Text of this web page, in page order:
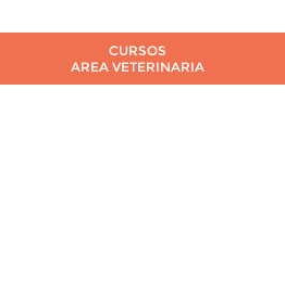
CURSOS
AREA VETERINARIA